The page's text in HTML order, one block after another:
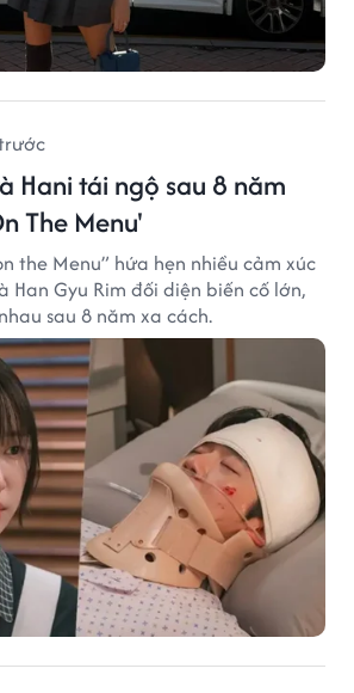
Hani tái ngộ sau 8 năm
The Menu'
the Menu” hứa hẹn nhiều cảm xúc
Han Gyu Rim đối diện biến cố lớn,
sau 8 năm xa cách.